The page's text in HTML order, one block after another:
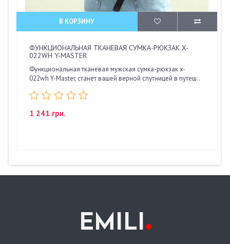
В КОРЗИНУ
ФУНКЦИОНАЛЬНАЯ ТКАНЕВАЯ СУМКА-РЮКЗАК X-
022WH Y-MASTER
Функциональная тканевая мужская сумка-рюкзак x-
022wh Y-Master, станет вашей верной спутницей в путеш..
1 241 грн.
EMILI.